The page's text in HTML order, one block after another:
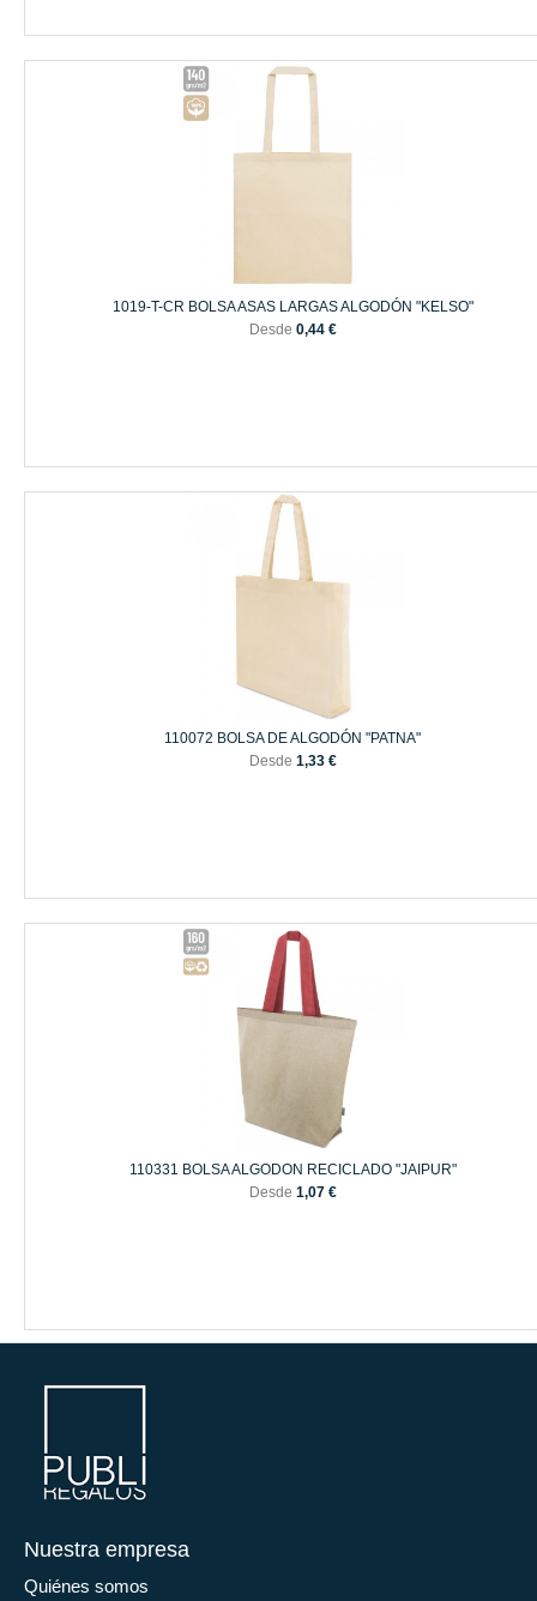
1019-T-CR BOLSA ASAS LARGAS ALGODÓN "KELSO"
Desde 0,44 €
110072 BOLSA DE ALGODÓN "PATNA"
Desde 1,33 €
110331 BOLSA ALGODON RECICLADO "JAIPUR"
Desde 1,07 €
Nuestra empresa
Quiénes somos